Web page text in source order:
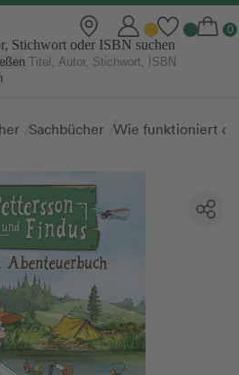
Stichwort oder ISBN suchen
Sachbücher Wie funktioniert